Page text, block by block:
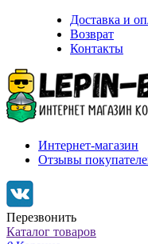
Доставка и
Возврат
Контакты
Интернет-магазин
Отзывы
Перезвонить
Каталог товаров